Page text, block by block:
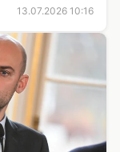
13.07.2026 10:16